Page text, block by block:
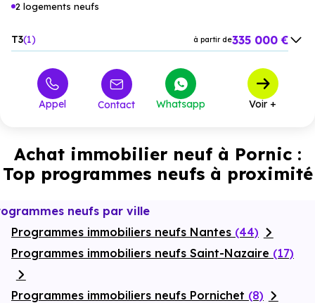
2 logements neufs
T3 1 à partir de335 000 €
Appel Contact Whatsapp Voir +
Achat immobilier neuf à Pornic :
Top programmes neufs à proximité
neufs par ville
Programmes immobiliers neufs Nantes (44)
Programmes immobiliers neufs Saint-Nazaire (17)
Programmes immobiliers neufs Pornichet (8)